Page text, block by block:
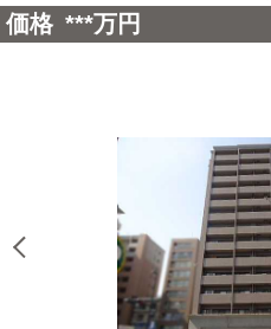
価格 ***万円